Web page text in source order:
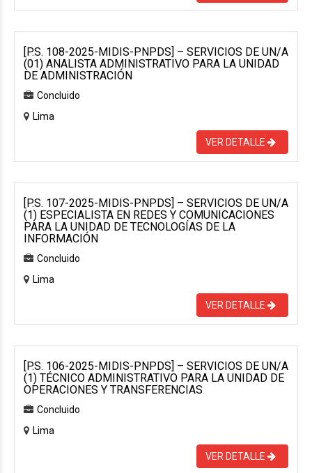
[P.S. 108-2025-MIDIS-PNPDS] – SERVICIOS DE UN/A
(01) ANALISTA ADMINISTRATIVO PARA LA UNIDAD
DE ADMINISTRACIÓN
Concluido
Lima
VER DETALLE
[P.S. 107-2025-MIDIS-PNPDS] – SERVICIOS DE UN/A
(1) ESPECIALISTA EN REDES Y COMUNICACIONES
PARA LA UNIDAD DE TECNOLOGÍAS DE LA
INFORMACIÓN
Concluido
Lima
VER DETALLE
[P.S. 106-2025-MIDIS-PNPDS] – SERVICIOS DE UN/A
(1) TÉCNICO ADMINISTRATIVO PARA LA UNIDAD DE
OPERACIONES Y TRANSFERENCIAS
Concluido
Lima
VER DETALLE